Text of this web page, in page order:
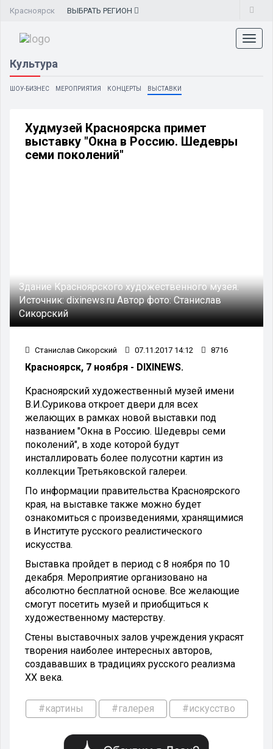
Красноярск ВЫБРАТЬ РЕГИОН
Культура
ШОУ-БИЗНЕС МЕРОПРИЯТИЯ КОНЦЕРТЫ ВЫСТАВКИ
Худмузей Красноярска примет
выставку "Окна в Россию. Шедевры
семи поколений"
Здание Красноярского художественного музея.
Источник:dixinews.ruАвтор фото:Станислав
Сикорский
Станислав Сикорский 07.11.2017 14:12 8716
Красноярск, 7 ноября - DIXINEWS.
Красноярский художественный музей имени
В.И.Сурикова откроет двери для всех
желающих в рамках новой выставки под
названием "Окна в Россию. Шедевры семи
поколений", в ходе которой будут
инсталлировать более полусотни картин из
коллекции Третьяковской галереи.
По информации правительства Красноярского
края, на выставке также можно будет
ознакомиться с произведениями, хранящимися
в Институте русского реалистического
искусства.
Выставка пройдет в период с 8 ноября по 10
декабря. Мероприятие организовано на
абсолютно бесплатной основе. Все желающие
смогут посетить музей и приобщиться к
художественному мастерству.
Стены выставочных залов учреждения украсят
творения наиболее интересных авторов,
создававших в традициях русского реализма
XX века.
#картины #галерея #искусство